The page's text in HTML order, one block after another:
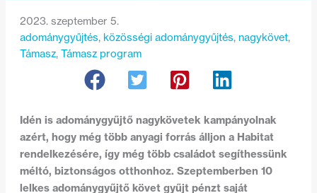
2023. szeptember 5.
adománygyűjtés, közösségi adománygyűjtés, nagykövet,
Támasz, Támasz program
Idén is adománygyűjtő nagykövetek kampányolnak
azért, hogy még több anyagi forrás álljon a Habitat
rendelkezésére, így még több családot segíthessünk
méltó, biztonságos otthonhoz. Szeptemberben 10
lelkes adománygyűjtő követ gyűjt pénzt saját